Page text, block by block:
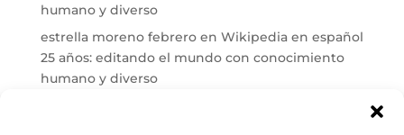
humano y diverso
estrella moreno febreroen Wikipedia en español
25 años: editando el mundo con conocimiento
humano y diverso